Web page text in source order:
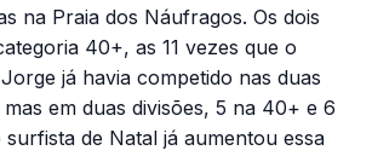
na Praia dos Náufragos. Os dois
40+, as 11 vezes que o
já havia competido nas duas
em duas divisões, 5 na 40+ e 6
de Natal já aumentou essa